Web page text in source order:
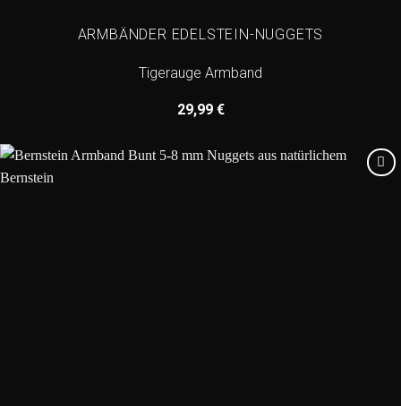
ARMBÄNDER EDELSTEIN-NUGGETS
Tigerauge Armband
29,99 €